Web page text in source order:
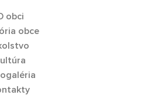
obci
obce